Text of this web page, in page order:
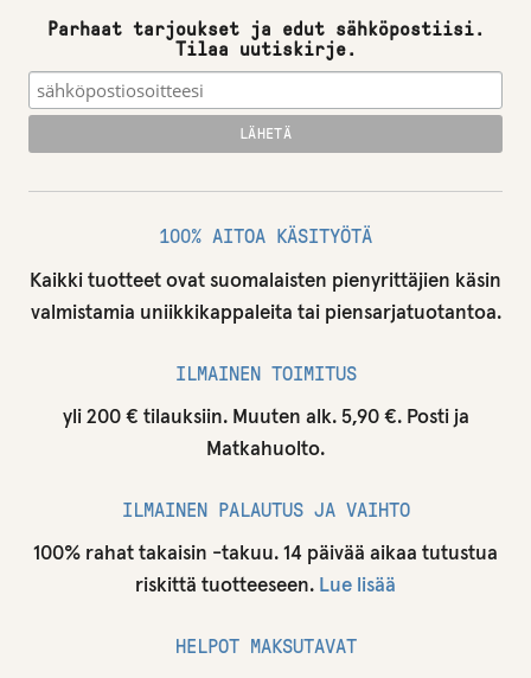
Parhaat tarjoukset ja edut sähköpostiisi.
Tilaa uutiskirje.
100% AITOA KÄSITYÖTÄ
Kaikki tuotteet ovat suomalaisten pienyrittäjien käsin
valmistamia uniikkikappaleita tai piensarjatuotantoa.
ILMAINEN TOIMITUS
yli 200 € tilauksiin. Muuten alk. 5,90 €. Posti ja
Matkahuolto.
ILMAINEN PALAUTUS JA VAIHTO
100% rahat takaisin -takuu. 14 päivää aikaa tutustua
riskittä tuotteeseen. Lue lisää
HELPOT MAKSUTAVAT